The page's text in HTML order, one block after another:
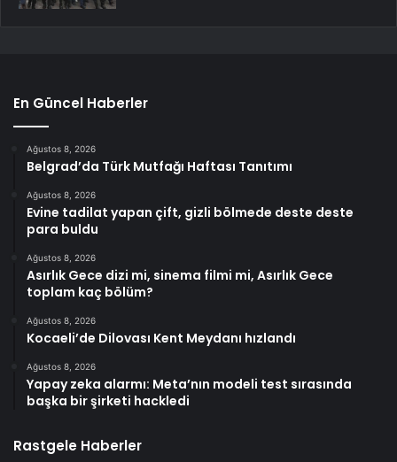
En Güncel Haberler
Ağustos 8, 2026
Belgrad’da Türk Mutfağı Haftası Tanıtımı
Ağustos 8, 2026
Evine tadilat yapan çift, gizli bölmede deste deste
para buldu
Ağustos 8, 2026
Asırlık Gece dizi mi, sinema filmi mi, Asırlık Gece
toplam kaç bölüm?
Ağustos 8, 2026
Kocaeli’de Dilovası Kent Meydanı hızlandı
Ağustos 8, 2026
Yapay zeka alarmı: Meta’nın modeli test sırasında
başka bir şirketi hackledi
Rastgele Haberler